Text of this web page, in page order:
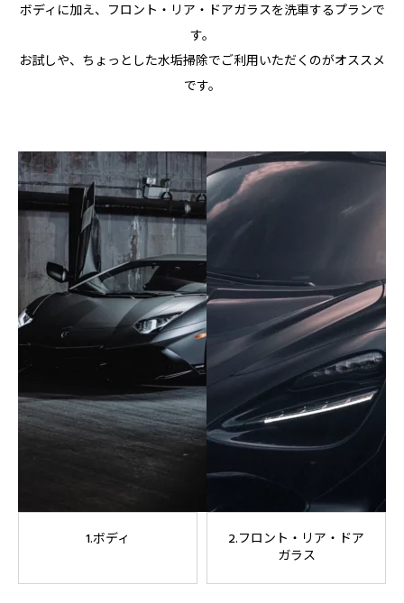
ボディに加え、フロント・リア・ドアガラスを洗車するプランで
す。
お試しや、ちょっとした水垢掃除でご利用いただくのがオススメ
です。
1.ボディ
2.フロント・リア・ドア
ガラス